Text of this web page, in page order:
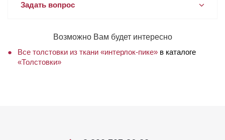
Задать вопрос
Возможно Вам будет интересно
Все толстовки из ткани «интерлок-пике» в каталоге
«Толстовки»